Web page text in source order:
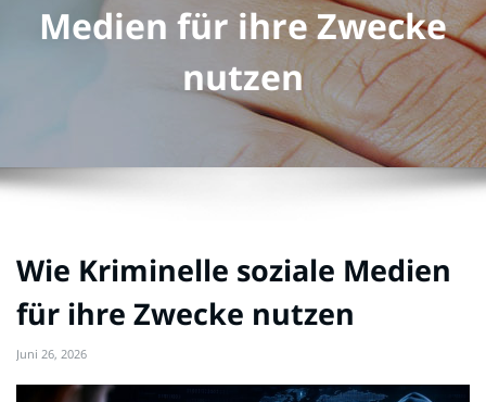
Medien für ihre Zwecke
nutzen
Wie Kriminelle soziale Medien
für ihre Zwecke nutzen
Juni 26, 2026